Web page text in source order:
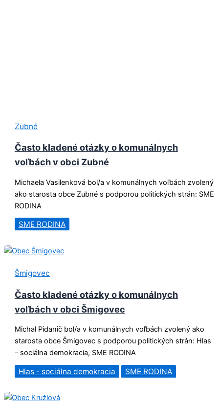
Zubné
Často kladené otázky o komunálnych
voľbách v obci Zubné
Michaela Vasilenková bol/a v komunálnych voľbách zvolený
ako starosta obce Zubné s podporou politických strán: SME
RODINA
SME RODINA
Šmigovec
Často kladené otázky o komunálnych
voľbách v obci Šmigovec
Michal Pidanič bol/a v komunálnych voľbách zvolený ako
starosta obce Šmigovec s podporou politických strán: Hlas
– sociálna demokracia, SME RODINA
Hlas - sociálna demokracia SME RODINA